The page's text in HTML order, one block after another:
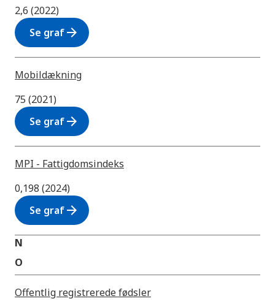
2,6 (2022)
Se grafarrow_forward
Mobildækning
75 (2021)
Se grafarrow_forward
MPI - Fattigdomsindeks
0,198 (2024)
Se grafarrow_forward
N
O
Offentlig registrerede fødsler